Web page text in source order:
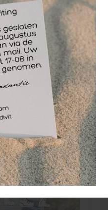
plaats WandelOlie
en
lanoline zorgt de
verlichting bij
koude voeten.